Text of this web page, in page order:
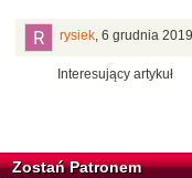
rysiek, 6 grudnia
Interesujący artykuł
Zostań Patronem